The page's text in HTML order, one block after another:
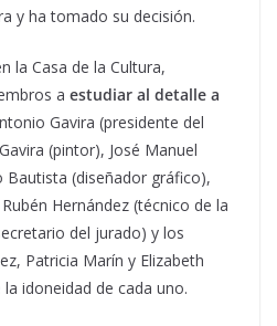
y ha tomado su decisión.
la Casa de la Cultura,
a estudiar al detalle a
Gavira (presidente del
(pintor), José Manuel
Bautista (diseñador gráfico),
Hernández (técnico de la
del jurado) y los
Patricia Marín y Elizabeth
idoneidad de cada uno.